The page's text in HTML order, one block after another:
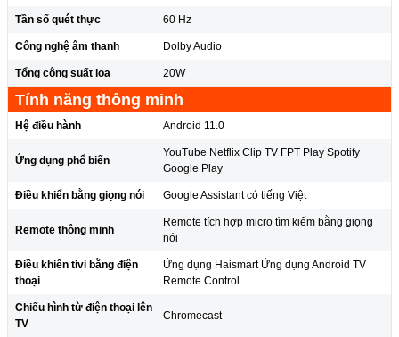
Tần số quét thực 60 Hz
Công nghệ âm thanh Dolby Audio
Tổng công suất loa 20W
Tính năng thông minh
Hệ điều hành Android 11.0
Ứng dụng phổ biến
YouTube Netflix Clip TV FPT Play Spotify
Google Play
Điều khiển bằng giọng nói Google Assistant có tiếng Việt
Remote thông minh
Remote tích hợp micro tìm kiếm bằng giọng
nói
Điều khiển tivi bằng điện
thoại
Ứng dụng Haismart Ứng dụng Android TV
Remote Control
Chiếu hình từ điện thoại lên
TV
Chromecast